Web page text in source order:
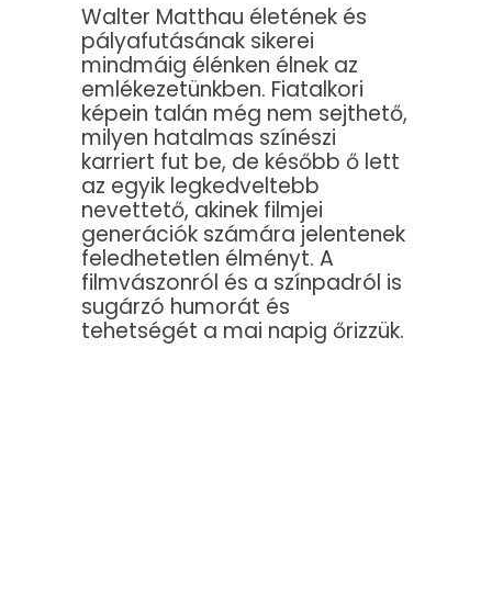
Walter Matthau életének és
pályafutásának sikerei
mindmáig élénken élnek az
emlékezetünkben. Fiatalkori
képein talán még nem sejthető,
milyen hatalmas színészi
karriert fut be, de később ő lett
az egyik legkedveltebb
nevettető, akinek filmjei
generációk számára jelentenek
feledhetetlen élményt. A
filmvászonról és a színpadról is
sugárzó humorát és
tehetségét a mai napig őrizzük.